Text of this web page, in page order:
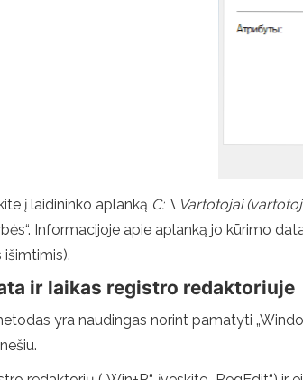
į laidininko aplanką C: \ Vartotojai
Informacijoje apie aplanką jo kūrimo
ir laikas registro redaktoriuje
yra naudingas norint pamatyti